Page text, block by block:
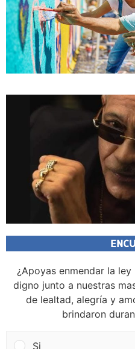
¿Apoyas enmendar la
digno junto a nuestras
de lealtad, alegría y
brindaron
Si